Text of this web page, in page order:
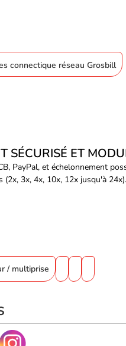
connectique réseau Grosbill
SÉCURISÉ ET
PayPal, et échelonnement
(2x, 3x, 4x, 10x, 12x jusqu'à 24x).
/ multiprise